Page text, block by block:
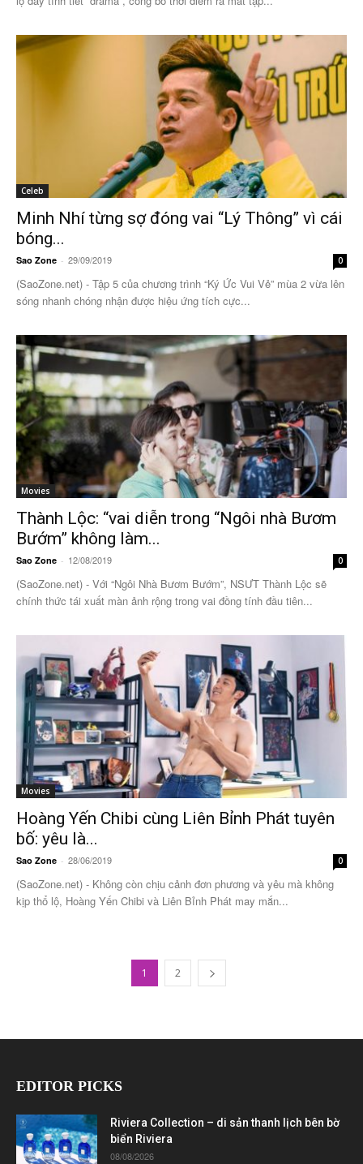
Celeb
Minh Nhí từng sợ đóng vai “Lý Thông” vì cái
bóng...
Sao Zone - 29/09/2019 0
(SaoZone.net) - Tập 5 của chương trình “Ký Ức Vui Vẻ” mùa 2 vừa lên
sóng nhanh chóng nhận được hiệu ứng tích cực...
Movies
Thành Lộc: “vai diễn trong “Ngôi nhà Bươm
Bướm” không làm...
Sao Zone - 12/08/2019 0
(SaoZone.net) - Với “Ngôi Nhà Bươm Bướm”, NSƯT Thành Lộc sẽ
chính thức tái xuất màn ảnh rộng trong vai đồng tính đầu tiên...
Movies
Hoàng Yến Chibi cùng Liên Bỉnh Phát tuyên
bố: yêu là...
Sao Zone - 28/06/2019 0
(SaoZone.net) - Không còn chịu cảnh đơn phương và yêu mà không
kịp thổ lộ, Hoàng Yến Chibi và Liên Bỉnh Phát may mắn...
1 2
EDITOR PICKS
Riviera Collection – di sản thanh lịch bên bờ
biển Riviera
08/08/2026